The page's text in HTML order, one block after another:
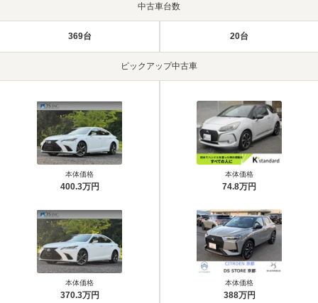
中古車台数
369台 20台
ピックアップ中古車
本体価格
400.3万円
本体価格
370.3万円
本体価格
74.8万円
本体価格
388万円